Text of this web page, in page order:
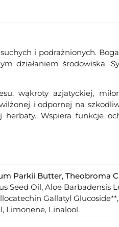
i podrażnionych.
działaniem środowiska.
wąkroty azjatyckiej,
i odpornej na
Wspiera funkcje
Parkii Butter,Theobroma
Seed Oil, Aloe Barbadensis
Gallatyl
Limonene, Linalool.